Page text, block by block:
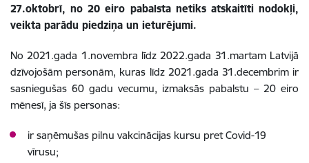
27.oktobrī, no 20 eiro pabalsta netiks atskaitīti nodokļi,
veikta parādu piedziņa un ieturējumi.
No 2021.gada 1.novembra līdz 2022.gada 31.martam Latvijā
dzīvojošām personām, kuras līdz 2021.gada 31.decembrim ir
sasniegušas 60 gadu vecumu, izmaksās pabalstu – 20 eiro
mēnesī, ja šīs personas:
ir saņēmušas pilnu vakcinācijas kursu pret Covid-19
vīrusu;